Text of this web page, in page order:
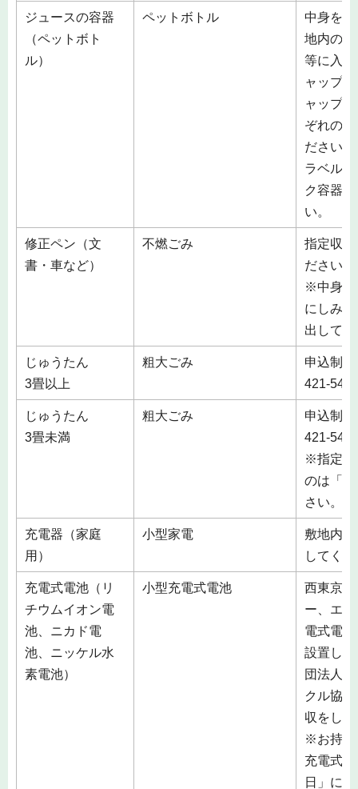
ジュースの容器
（ペットボト
ル）
ペットボトル
中身を
地内の
等に入
ャップ
ャップ
ぞれの
ださい。
ラベル
ク容器
い。
修正ペン（文
書・車など）
不燃ごみ
指定収
ださい。
※中身は
にしみ
出して
じゅうたん
3畳以上
粗大ごみ
申込制
421-
じゅうたん
3畳未満
粗大ごみ
申込制
421-
※指定収
のは「
さい。
充電器（家庭
用）
小型家電
敷地内
してく
充電式電池（リ
チウムイオン電
池、ニカド電
池、ニッケル水
素電池）
小型充電式電池
西東京
ー、エ
電式電
設置し
団法人
クル協
収をし
※お持ち
充電式
日」に